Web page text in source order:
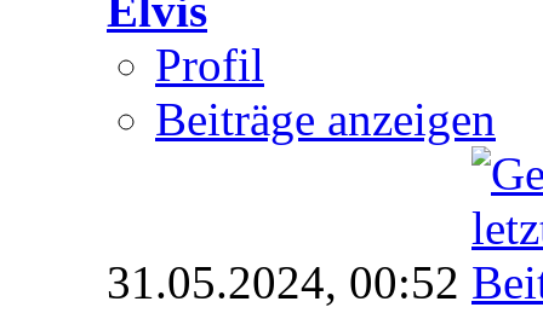
Profil
Beiträge anzeigen
31.05.2024, 00:52